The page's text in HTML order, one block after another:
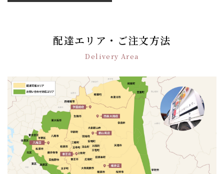
ン
配達エリア・ご注文方法
Delivery Area